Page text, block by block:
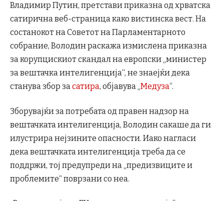
Владимир Путин, претстави приказна од хрватска
сатирична веб-страница како вистинска вест. На
состанокот на Советот на Парламентарното
собрание, Володин раскажа измислена приказна
за корупцискиот скандал на европски „министер
за вештачка интелигенција“, не знаејќи дека
станува збор засатира, објавува „Медуза“.
Зборувајќи за потребата од правен надзор на
вештачката интелигенција, Володин сакаше да ги
илустрира нејзините опасности. Иако нагласи
дека вештачката интелигенција треба да се
поддржи, тој предупреди на „предизвиците и
проблемите“ поврзани со неа.